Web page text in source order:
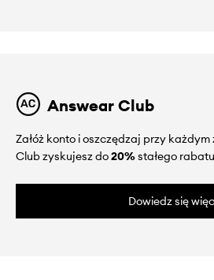
Answear Club
Załóż konto i oszczędzaj przy
Club zyskujesz do20%stałego
Dowiedz się